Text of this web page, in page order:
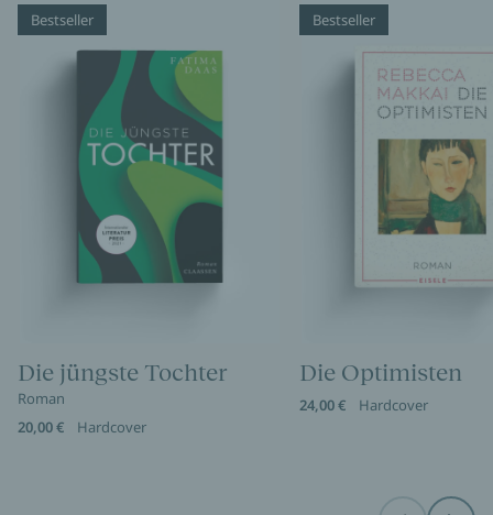
Bestseller
Die jüngste Tochter
Roman
20,00 €
Hardcover
Bestseller
Die Optimisten
24,00 € Hardcover